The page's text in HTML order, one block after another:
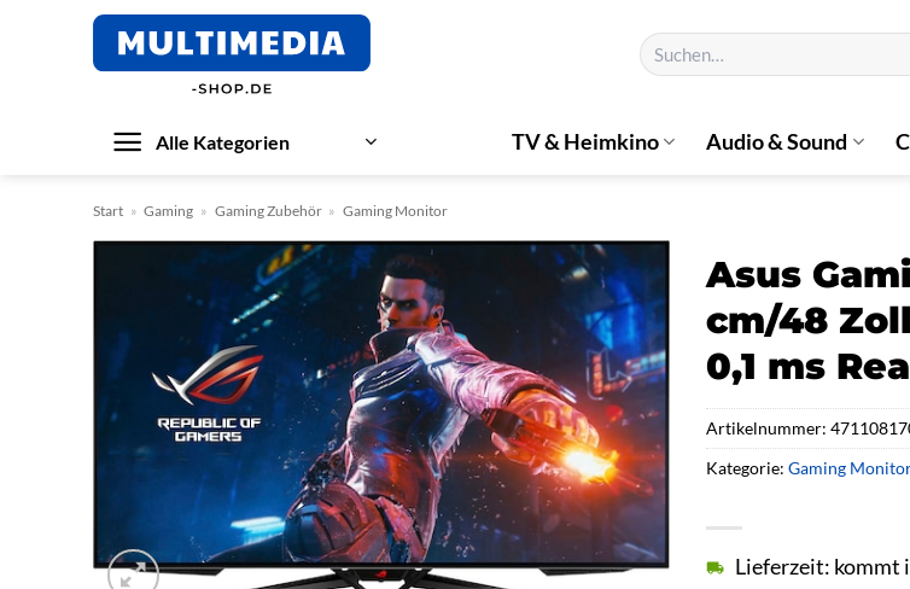
Suchen
nach:
Alle Kategorien TV & Heimkino Audio & Sound
Start » Gaming » Gaming Zubehör » Gaming Monitor
Asus
cm/48
0,1 ms
Lieferzeit: kommt
Artikelnummer:
Kategorie:Gaming